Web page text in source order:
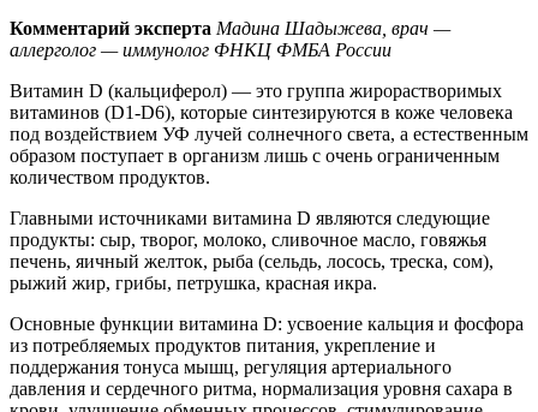
Комментарий эксперта Мадина Шадыжева, врач —
аллерголог — иммунолог ФНКЦ ФМБА России
Витамин D (кальциферол) — это группа жирорастворимых
витаминов (D1-D6), которые синтезируются в коже человека
под воздействием УФ лучей солнечного света, а естественным
образом поступает в организм лишь с очень ограниченным
количеством продуктов.
Главными источниками витамина D являются следующие
продукты: сыр, творог, молоко, сливочное масло, говяжья
печень, яичный желток, рыба (сельдь, лосось, треска, сом),
рыжий жир, грибы, петрушка, красная икра.
Основные функции витамина D: усвоение кальция и фосфора
из потребляемых продуктов питания, укрепление и
поддержания тонуса мышц, регуляция артериального
давления и сердечного ритма, нормализация уровня сахара в